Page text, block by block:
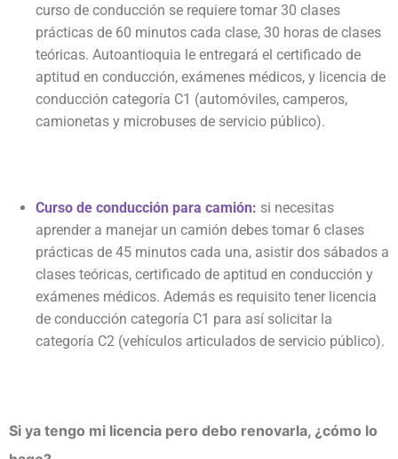
curso de conducción se requiere tomar 30 clases
prácticas de 60 minutos cada clase, 30 horas de clases
teóricas. Autoantioquia le entregará el certificado de
aptitud en conducción, exámenes médicos, y licencia de
conducción categoría C1 (automóviles, camperos,
camionetas y microbuses de servicio público).
Curso de conducción para camión: si necesitas
aprender a manejar un camión debes tomar 6 clases
prácticas de 45 minutos cada una, asistir dos sábados a
clases teóricas, certificado de aptitud en conducción y
exámenes médicos. Además es requisito tener licencia
de conducción categoría C1 para así solicitar la
categoría C2 (vehículos articulados de servicio público).
Si ya tengo mi licencia pero debo renovarla, ¿cómo lo